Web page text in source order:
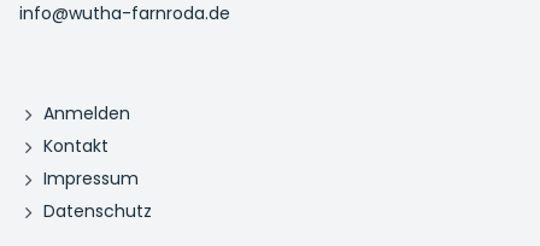
info@wutha-farnroda.de
Anmelden
Kontakt
Impressum
Datenschutz